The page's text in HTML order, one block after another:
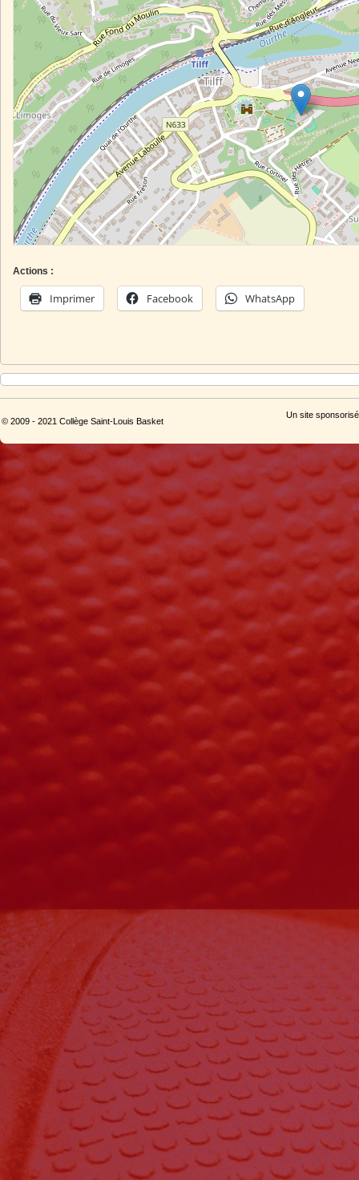
Actions :
Imprimer Facebook WhatsApp
© 2009 - 2021 Collège Saint-Louis Basket
Un site